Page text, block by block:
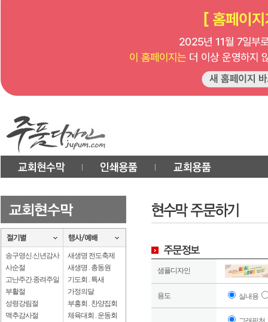
송구영신.신년감사
사순절
고난주간.종려주일
부활절
성령강림절
맥추감사절
새생명 전도축제
새생명 . 총동원
기도회 . 특새
가정의달
부흥회 . 찬양집회
체육대회 . 운동회
샘플디자인
용도 실내용